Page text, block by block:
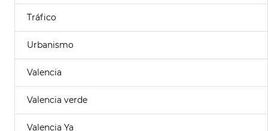
Tráfico
Urbanismo
Valencia
Valencia verde
Valencia Ya